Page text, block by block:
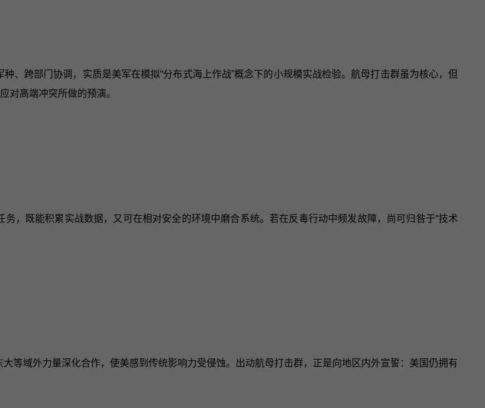
、跨部门协调，实质是美军在模拟“分布式海上作战”概念下的小规模实战检验。航母打击群虽为核心，但
高端冲突所做的预演。
务，既能积累实战数据，又可在相对安全的环境中磨合系统。若在反毒行动中频发故障，尚可归咎于“技术
等域外力量深化合作，使美感到传统影响力受侵蚀。出动航母打击群，正是向地区内外宣誓：美国仍拥有